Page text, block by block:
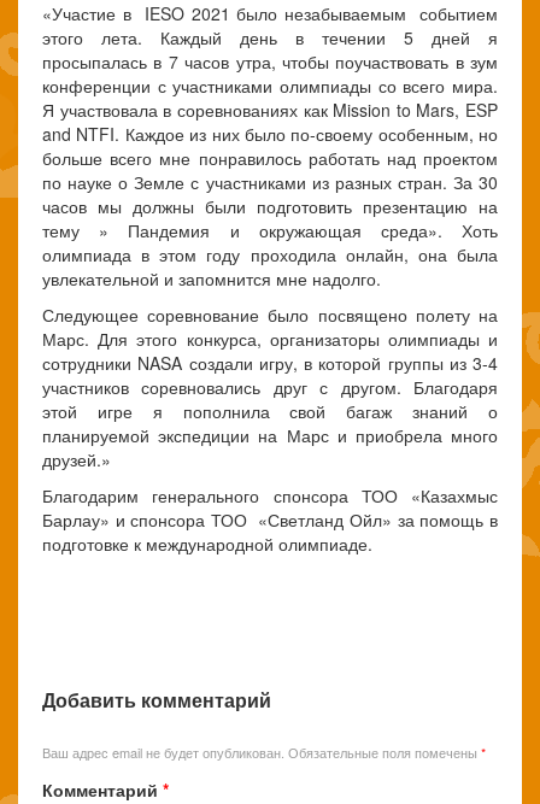
«Участие в IESO 2021 было незабываемым событием
этого лета. Каждый день в течении 5 дней я
просыпалась в 7 часов утра, чтобы поучаствовать в зум
конференции с участниками олимпиады со всего мира.
Я участвовала в соревнованиях как Mission to Mars, ESP
and NTFI. Каждое из них было по-своему особенным, но
больше всего мне понравилось работать над проектом
по науке о Земле с участниками из разных стран. За 30
часов мы должны были подготовить презентацию на
тему » Пандемия и окружающая среда». Хоть
олимпиада в этом году проходила онлайн, она была
увлекательной и запомнится мне надолго.
Следующее соревнование было посвящено полету на
Марс. Для этого конкурса, организаторы олимпиады и
сотрудники NASA создали игру, в которой группы из 3-4
участников соревновались друг с другом. Благодаря
этой игре я пополнила свой багаж знаний о
планируемой экспедиции на Марс и приобрела много
друзей.»
Благодарим генерального спонсора ТОО «Казахмыс
Барлау» и спонсора ТОО «Светланд Ойл» за помощь в
подготовке к международной олимпиаде.
Добавить комментарий
Ваш адрес email не будет опубликован. Обязательные поля помечены *
Комментарий *